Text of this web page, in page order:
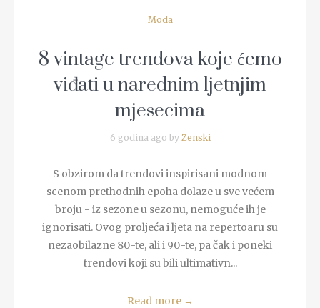
Moda
8 vintage trendova koje ćemo
viđati u narednim ljetnjim
mjesecima
6 godina ago by Zenski
S obzirom da trendovi inspirisani modnom
scenom prethodnih epoha dolaze u sve većem
broju - iz sezone u sezonu, nemoguće ih je
ignorisati. Ovog proljeća i ljeta na repertoaru su
nezaobilazne 80-te, ali i 90-te, pa čak i poneki
trendovi koji su bili ultimativn...
Read more →